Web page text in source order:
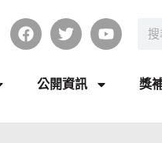
公開資訊 獎